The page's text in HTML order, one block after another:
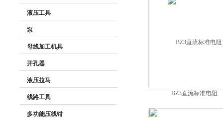
液压工具
泵
母线加工机具
开孔器
液压拉马
线路工具
多功能压线钳
BZ3直流标准电阻